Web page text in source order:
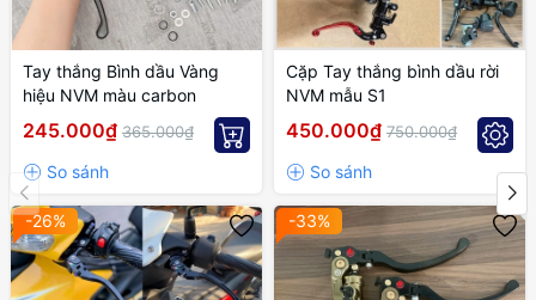
Tay thắng Bình dầu Vàng
hiệu NVM màu carbon
245.000₫ 365.000₫
Cặp Tay thắng bình dầu rời
NVM mẫu S1
450.000₫ 750.000₫
-26% -33%